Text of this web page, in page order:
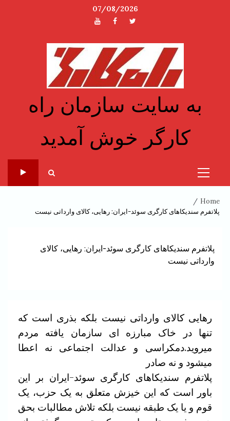
07/08/2026
توئیترفیسبوکیوتیوب
به سایت سازمان راه
کارگر خوش آمدید
Primary
Home
پلاتفرم سندیکاهای کارگری سوئد-ایران: رهایی، کالای وارداتی نیست
پلاتفرم سندیکاهای کارگری سوئد-ایران: رهایی، کالای
وارداتی نیست
رهایی کالای وارداتی نیست بلکه بذری است که
تنها در خاک مبارزه ای سازمان یافته مردم
میروید.دمکراسی و عدالت اجتماعی نه اعطا
میشود و نه صادر
پلاتفرم سندیکاهای کارگری سوئد-ایران بر این
باور است که این خیزش متعلق به یک حزب، یک
قوم و یا یک طبقه نیست بلکه تلاش مطالبات بحق